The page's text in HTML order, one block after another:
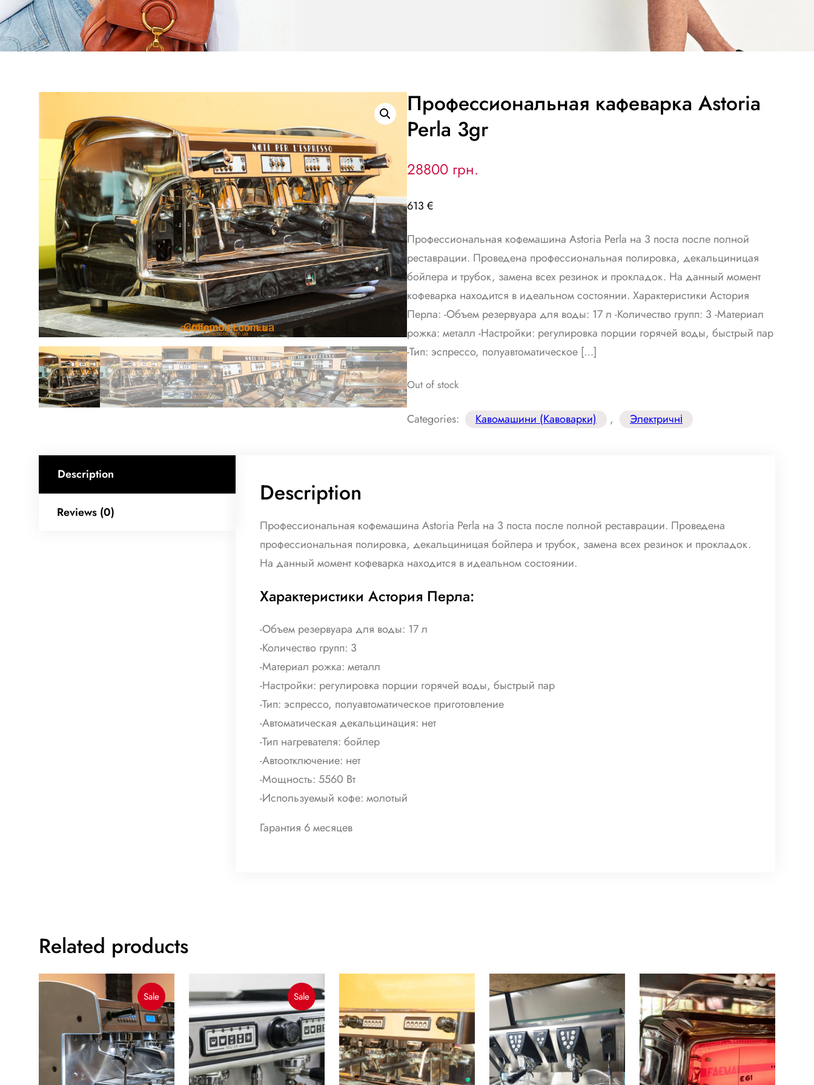
Профессиональная кафеварка Astoria
Perla 3gr
28800 грн.
613 €
Профессиональная кофемашина Astoria Perla на 3 поста после полной
реставрации. Проведена профессиональная полировка, декальциницая
бойлера и трубок, замена всех резинок и прокладок. На данный момент
кофеварка находится в идеальном состоянии. Характеристики Астория
Перла: -Объем резервуара для воды: 17 л -Количество групп: 3 -Материал
рожка: металл -Настройки: регулировка порции горячей воды, быстрый пар
-Тип: эспрессо, полуавтоматическое […]
Out of stock
Categories: Кавомашини (Кавоварки) , Электричні
Description
Reviews (0)
Description
Профессиональная кофемашина Astoria Perla на 3 поста после полной реставрации. Проведена
профессиональная полировка, декальциницая бойлера и трубок, замена всех резинок и прокладок.
На данный момент кофеварка находится в идеальном состоянии.
Характеристики Астория Перла:
-Объем резервуара для воды: 17 л
-Количество групп: 3
-Материал рожка: металл
-Настройки: регулировка порции горячей воды, быстрый пар
-Тип: эспрессо, полуавтоматическое приготовление
-Автоматическая декальцинация: нет
-Тип нагревателя: бойлер
-Автоотключение: нет
-Мощность: 5560 Вт
-Используемый кофе: молотый
Гарантия 6 месяцев
Related products
SaleProduct
On
Sale
SaleProduct
On
Sale